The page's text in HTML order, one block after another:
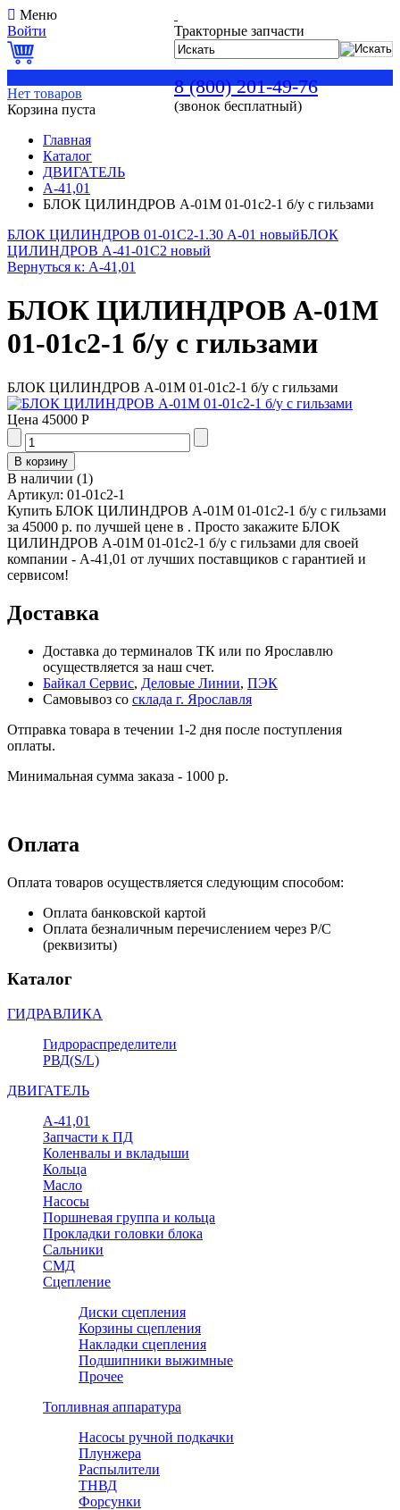
Тракторные запчасти
8 (800) 201-49-76
(звонок бесплатный)
Меню
Войти
Нет товаров
Корзина пуста
Главная
Каталог
ДВИГАТЕЛЬ
А-41,01
БЛОК ЦИЛИНДРОВ А-01М 01-01с2-1 б/у с гильзами
БЛОК ЦИЛИНДРОВ 01-01С2-1.30 А-01 новыйБЛОК
ЦИЛИНДРОВ А-41-01С2 новый
Вернуться к: А-41,01
БЛОК ЦИЛИНДРОВ А-01М
01-01с2-1 б/у с гильзами
БЛОК ЦИЛИНДРОВ А-01М 01-01с2-1 б/у с гильзами
Цена 45000 Р
В наличии (1)
Артикул: 01-01с2-1
Купить БЛОК ЦИЛИНДРОВ А-01М 01-01с2-1 б/у с гильзами
за 45000 р. по лучшей цене в . Просто закажите БЛОК
ЦИЛИНДРОВ А-01М 01-01с2-1 б/у с гильзами для своей
компании - А-41,01 от лучших поставщиков с гарантией и
сервисом!
Доставка
Доставка до терминалов ТК или по Ярославлю
осуществляется за наш счет.
Байкал Сервис, Деловые Линии, ПЭК
Самовывоз со склада г. Ярославля
Отправка товара в течении 1-2 дня после поступления
оплаты.
Минимальная сумма заказа - 1000 р.
Оплата
Оплата товаров осуществляется следующим способом:
Оплата банковской картой
Оплата безналичным перечислением через Р/С
(реквизиты)
Каталог
ГИДРАВЛИКА
Гидрораспределители
РВД(S/L)
ДВИГАТЕЛЬ
А-41,01
Запчасти к ПД
Коленвалы и вкладыши
Кольца
Масло
Насосы
Поршневая группа и кольца
Прокладки головки блока
Сальники
СМД
Сцепление
Диски сцепления
Корзины сцепления
Накладки сцепления
Подшипники выжимные
Прочее
Топливная аппаратура
Насосы ручной подкачки
Плунжера
Распылители
ТНВД
Форсунки